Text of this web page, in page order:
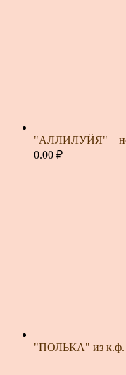
"АЛЛИЛУЙЯ" _
0.00 ₽
"ПОЛЬКА" из к.ф.